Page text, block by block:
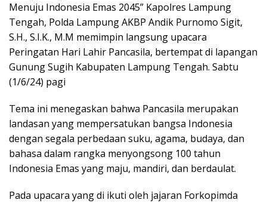
Menuju Indonesia Emas 2045” Kapolres Lampung
Tengah, Polda Lampung AKBP Andik Purnomo Sigit,
S.H., S.I.K., M.M memimpin langsung upacara
Peringatan Hari Lahir Pancasila, bertempat di lapangan
Gunung Sugih Kabupaten Lampung Tengah. Sabtu
(1/6/24) pagi
Tema ini menegaskan bahwa Pancasila merupakan
landasan yang mempersatukan bangsa Indonesia
dengan segala perbedaan suku, agama, budaya, dan
bahasa dalam rangka menyongsong 100 tahun
Indonesia Emas yang maju, mandiri, dan berdaulat.
Pada upacara yang di ikuti oleh jajaran Forkopimda